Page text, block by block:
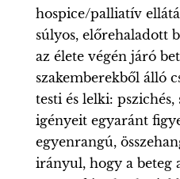
hospice/palliatív
súlyos, előrehaladott
az élete végén járó
szakemberekből álló
testi és lelki:
igényeit egyaránt
egyenrangú,
irányul, hogy a beteg